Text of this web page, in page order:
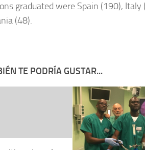
graduated were Spain (190),
(48).
TE PODRÍA GUSTAR...